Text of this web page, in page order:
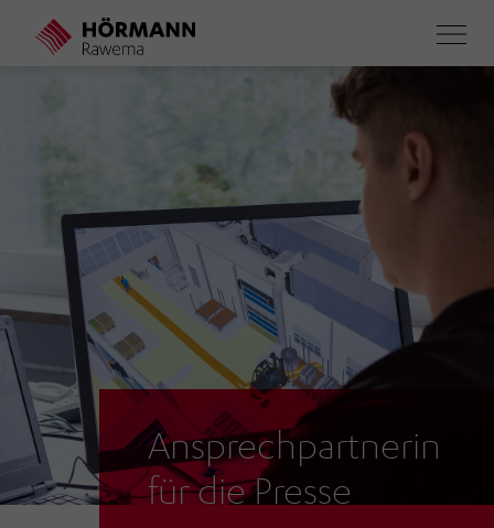
Direkt
Ansprechpartnerin
für die Presse